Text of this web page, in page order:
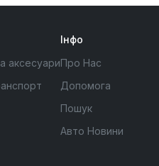
аксесуари
Інфо
Про Нас
Допомога
Пошук
Авто Новини